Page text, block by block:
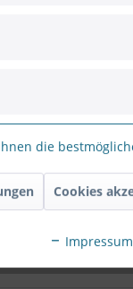
eine
die
Cookies
Impressum